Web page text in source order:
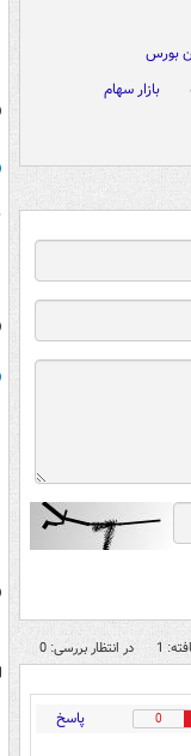
بورس
بازار سهام
1 در انتظار بررسی: 0
0 پاسخ